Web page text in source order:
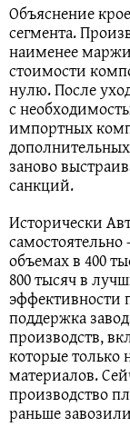
Объяснение
сегмента.
наименее
стоимости
нулю. После
с
импортных
заново
санкций.
Исторически
объемах в 400
800 тысяч в
эффективности
поддержка
производств,
которые
материалов.
производство
раньше